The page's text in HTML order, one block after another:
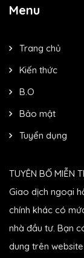
Menu
Trang chủ
Kiến thức
B.O
Bảo mật
Tuyển dụng
TUYÊN BỐ MIỄN
Giao dịch ngoại
chính khác có
nhà đầu tư. Bạn
dung trên